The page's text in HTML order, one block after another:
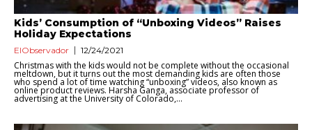
Kids’ Consumption of “Unboxing Videos” Raises
Holiday Expectations
ElObservador 12/24/2021
Christmas with the kids would not be complete without the occasional
meltdown, but it turns out the most demanding kids are often those
who spend a lot of time watching “unboxing” videos, also known as
online product reviews. Harsha Ganga, associate professor of
advertising at the University of Colorado,...